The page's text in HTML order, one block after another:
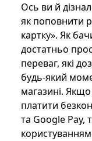
Ось ви й
як поповнити
картку». Як
достатньо
переваг, які
будь-який
магазині. Якщо
платити
та Google Pay,